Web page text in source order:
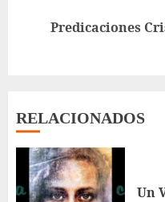
Siguiente
Predicaciones
RELACIONADOS
Un